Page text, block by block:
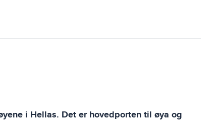
i Hellas. Det er hovedporten til øya og